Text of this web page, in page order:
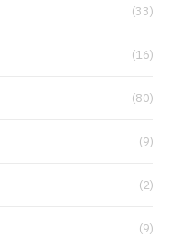
(33)
(16)
(80)
(9)
(2)
(9)